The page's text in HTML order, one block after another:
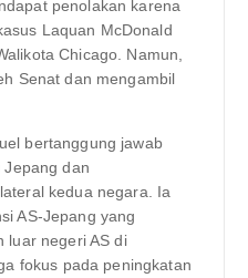
penolakan karena
Laquan McDonald
Chicago. Namun,
Senat dan mengambil
bertanggung jawab
Jepang dan
kedua negara. Ia
AS-Jepang yang
luar negeri AS di
fokus pada peningkatan